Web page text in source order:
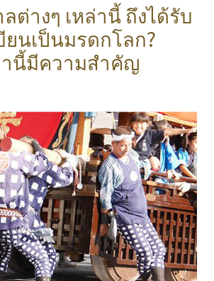
ต่างๆ เหล่านี้ ถึงได้รับ
นเป็นมรดกโลก?
านี้มีความสำคัญ